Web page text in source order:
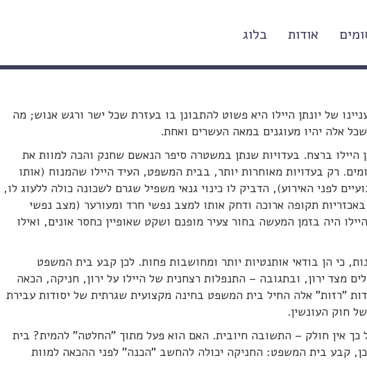
אודות בלוג
אמפתיה – פרשת יונתן היילו
של יונתן היילו היא פשוט להתבונן בו בעזרת שכל ישר ורגש אנוש; מה
אלה יהיו מעוגנים במאה העשרים ואחת.
היילו ברצח. בעדויות שנתן במשטרה סיפר הנאשם שחנק והכה למוות את
רק בעדויות מאוחרות יותר, בבית המשפט, העיד היילו שהמנוח (אותו
לפני האירוע), הדביק לו כינוי גנאי משפיל שגרם לשכונה כולה ללעוג לו,
תקופה ארוכה ודחק אותו למצב נפשי חרד ומעורער (מצב נפשי
היה בזמן המעשה בחור צעיר מופנם ושקט שאופיין כחסר אונים, ואילו
כי הן בודאי אותנטיות יותר ומחושבות פחות. לכן קבע בית המשפט
מצד ירון, ובתגובה – התנפלות רצחנית של היילו על ירון, חניקה, הכאה
"רזות" אלה החיל בית המשפט בחינה מקצועית שגרתית של יסודות עבירת
חוק העונשין.
כך אין חולק – התשובה חיובית. האם הוא פעל מתוך "החלטה" להמית? בית
קבע בית המשפט: החניקה יכולה להחשב "הכנה" לפני ההכאה למוות